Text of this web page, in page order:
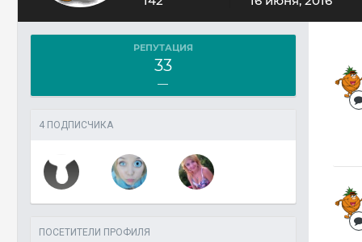
РЕПУТАЦИЯ
33
—
4 ПОДПИСЧИКА
ПОСЕТИТЕЛИ ПРОФИЛЯ